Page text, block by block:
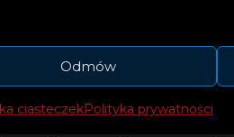
Odmów
ciasteczekPolityka prywatności
od lat przygotowywane
za pomocą
GPS, które
się i